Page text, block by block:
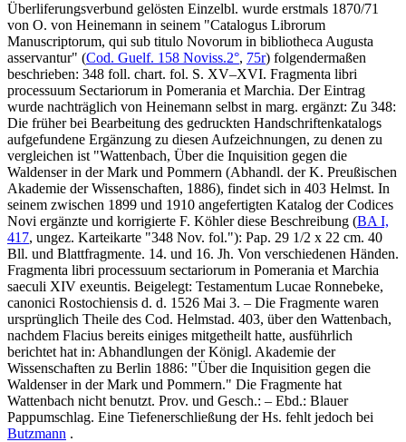
Überliferungsverbund gelösten Einzelbl. wurde erstmals 1870/71
von O. von Heinemann in seinem "Catalogus Librorum
Manuscriptorum, qui sub titulo Novorum in bibliotheca Augusta
asservantur" (Cod. Guelf. 158 Noviss.2°, 75r) folgendermaßen
beschrieben: 348 foll. chart. fol. S. XV–XVI. Fragmenta libri
processuum Sectariorum in Pomerania et Marchia. Der Eintrag
wurde nachträglich von Heinemann selbst in marg. ergänzt: Zu 348:
Die früher bei Bearbeitung des gedruckten Handschriftenkatalogs
aufgefundene Ergänzung zu diesen Aufzeichnungen, zu denen zu
vergleichen ist "Wattenbach, Über die Inquisition gegen die
Waldenser in der Mark und Pommern (Abhandl. der K. Preußischen
Akademie der Wissenschaften, 1886), findet sich in 403 Helmst. In
seinem zwischen 1899 und 1910 angefertigten Katalog der Codices
Novi ergänzte und korrigierte F. Köhler diese Beschreibung (BA I,
417, ungez. Karteikarte "348 Nov. fol."): Pap. 29 1/2 x 22 cm. 40
Bll. und Blattfragmente. 14. und 16. Jh. Von verschiedenen Händen.
Fragmenta libri processuum sectariorum in Pomerania et Marchia
saeculi XIV exeuntis. Beigelegt: Testamentum Lucae Ronnebeke,
canonici Rostochiensis d. d. 1526 Mai 3. – Die Fragmente waren
ursprünglich Theile des Cod. Helmstad. 403, über den Wattenbach,
nachdem Flacius bereits einiges mitgetheilt hatte, ausführlich
berichtet hat in: Abhandlungen der Königl. Akademie der
Wissenschaften zu Berlin 1886: "Über die Inquisition gegen die
Waldenser in der Mark und Pommern." Die Fragmente hat
Wattenbach nicht benutzt. Prov. und Gesch.: – Ebd.: Blauer
Pappumschlag. Eine Tiefenerschließung der Hs. fehlt jedoch bei
Butzmann .